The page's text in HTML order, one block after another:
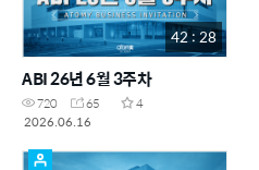
42 : 28
ABI 26년 6월 3주차
720 65
4
2026.06.16